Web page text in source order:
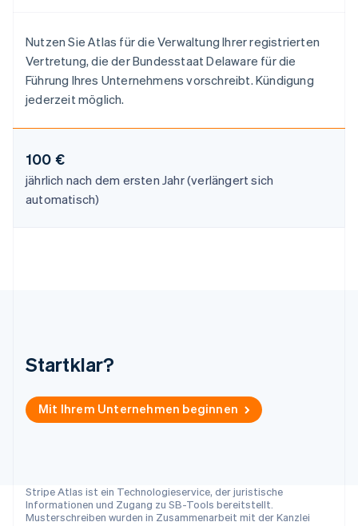
Nutzen Sie Atlas für die Verwaltung Ihrer registrierten
Vertretung, die der Bundesstaat Delaware für die
Führung Ihres Unternehmens vorschreibt. Kündigung
jederzeit möglich.
100 €
jährlich nach dem ersten Jahr (verlängert sich
automatisch)
Startklar?
Mit Ihrem Unternehmen beginnen
Stripe Atlas ist ein Technologieservice, der juristische
Informationen und Zugang zu SB-Tools bereitstellt.
Musterschreiben wurden in Zusammenarbeit mit der Kanzlei
EspañolEnglish
Neuseeland
English
Niederlande
Norwegen
Österreich
DeutschEnglish
Polen
English 简体中文
Slowenien
English简体中文
Spanien
EspañolEnglish